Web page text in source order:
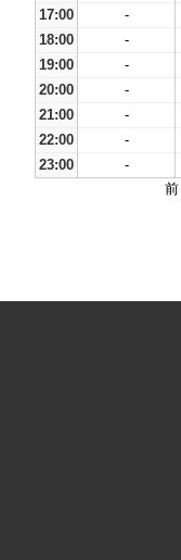
17:00
-
18:00
-
19:00
-
20:00
-
21:00
-
22:00
-
23:00
-
前